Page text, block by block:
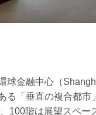
球金融中心（
る「垂直の複合都
100階は展望スペ